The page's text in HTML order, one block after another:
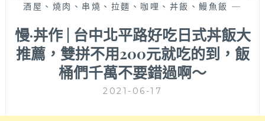
酒屋、燒肉、串燒、拉麵、咖哩、丼飯、鰻魚飯 —
慢·丼作 | 台中北平路好吃日式丼飯大
推薦，雙拼不用200元就吃的到，飯
桶們千萬不要錯過啊～
2021-06-17